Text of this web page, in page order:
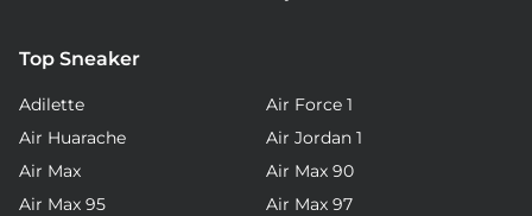
Top Sneaker
Adilette
Air Force 1
Air Huarache
Air Jordan 1
Air Max
Air Max 90
Air Max 95
Air Max 97